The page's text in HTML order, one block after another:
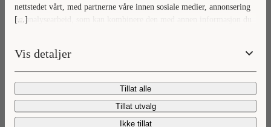
[...]
nettstedet vårt, med partnerne våre innen sosiale medier, annonsering
og analysearbeid, som kan kombinere den med annen informasjon du
Vis detaljer
Tillat alle
Tillat utvalg
Ikke tillat
Baderomsnyheter
Vaskeromsnyheter
Oppbevaringsnyheter